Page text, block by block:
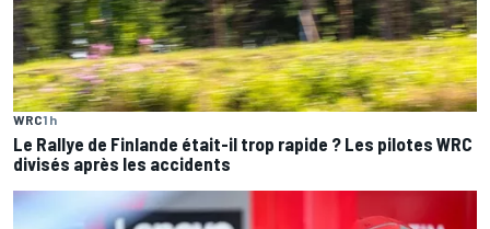
WRC1 h
Le Rallye de Finlande était-il trop rapide ? Les pilotes WRC
divisés après les accidents